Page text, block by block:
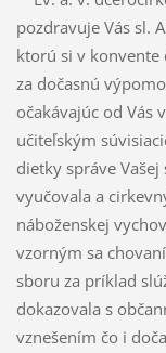
pozdravuje Vás sl.
ktorú si v konvente
za dočasnú
očakávajúc od Vás
učiteľským
dietky správe
vyučovala a
náboženskej
vzorným sa
sboru za príklad
dokazovala s
vznešením čo i